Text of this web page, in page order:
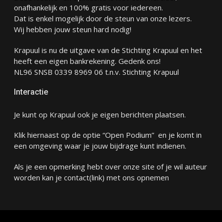
onafhankelijk en 100% gratis voor iedereen.
Dat is enkel mogelijk door de steun van onze lezers.
Wij hebben jouw steun hard nodig!
Krapuul is nu de uitgave van de Stichting Krapuul en het
heeft een eigen bankrekening. Gedenk ons!
NL96 SNSB 0339 8969 06 t.n.v. Stichting Krapuul
Interactie
Je kunt op Krapuul ook je eigen berichten plaatsen.
Klik hiernaast op de optie “Open Podium” en je komt in
een omgeving waar je jouw bijdrage kunt indienen.
Als je een opmerking hebt over onze site of je wil auteur
worden kan je contact(link) met ons opnemen